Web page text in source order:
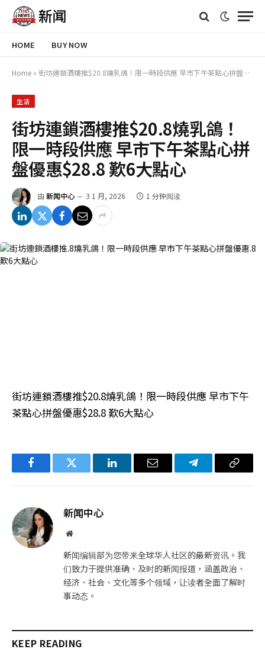
HOME BUY NOW
Home » 街坊連鎖酒樓推$20.8燒乳鴿！限一時段供應 早市下午茶點心拼盤優惠$28.8 歎6大點心
生活
街坊連鎖酒樓推$20.8燒乳鴿！
限一時段供應 早市下午茶點心拼
盤優惠$28.8 歎6大點心
由 新闻中心 3 1 月, 2026 1 分钟阅读
街坊連鎖酒樓推$20.8燒乳鴿！限一時段供應 早市下午
茶點心拼盤優惠$28.8 歎6大點心
FacebookTwitter LinkedIn电
Telegram复
新闻中心
网
新闻编辑部为您带来全球华人社区的最新资讯。我
们致力于提供准确、及时的新闻报道，涵盖政治、
经济、社会、文化等多个领域，让读者全面了解时
事动态。
KEEP READING